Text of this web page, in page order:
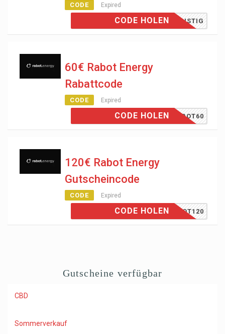
CODE Expired
GÜNSTIG
CODE HOLEN
60€ Rabot Energy
Rabattcode
CODE Expired
RABOT60
CODE HOLEN
120€ Rabot Energy
Gutscheincode
CODE Expired
RABOT120
CODE HOLEN
Gutscheine verfügbar
CBD
Sommerverkauf